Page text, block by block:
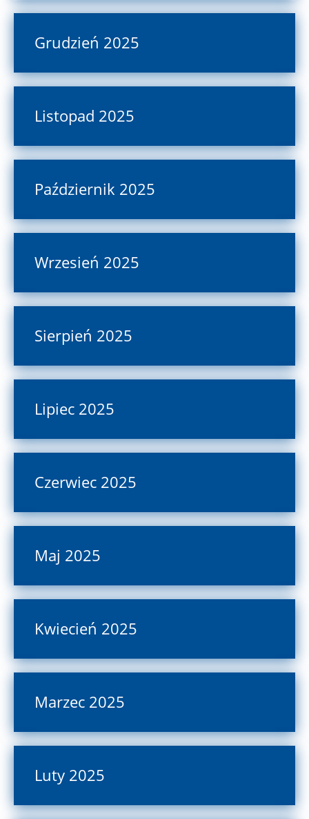
Grudzień 2025
Listopad 2025
Październik 2025
Wrzesień 2025
Sierpień 2025
Lipiec 2025
Czerwiec 2025
Maj 2025
Kwiecień 2025
Marzec 2025
Luty 2025